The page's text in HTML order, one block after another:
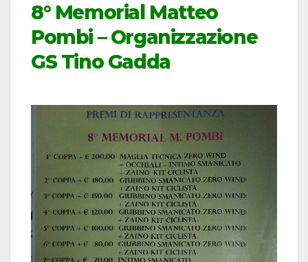
8° Memorial Matteo
Pombi – Organizzazione
GS Tino Gadda